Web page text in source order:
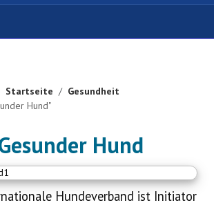
Startseite
Gesundheit
Hund"
Hund
Hundeverband ist Initiator